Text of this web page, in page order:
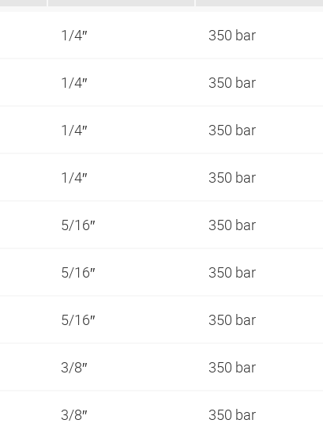
1/4″ 350 bar
1/4″ 350 bar
1/4″ 350 bar
1/4″ 350 bar
5/16″ 350 bar
5/16″ 350 bar
5/16″ 350 bar
3/8″ 350 bar
3/8″ 350 bar